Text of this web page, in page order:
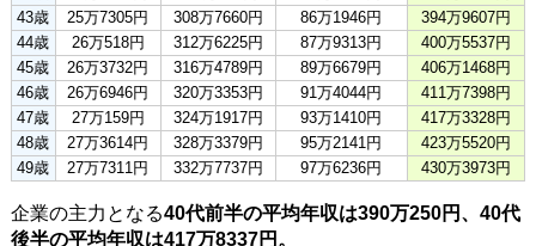
43歳
25万7305円 308万7660円 86万1946円
394万9607円
44歳
26万518円 312万6225円 87万9313円
400万5537円
45歳
26万3732円 316万4789円 89万6679円
406万1468円
46歳
26万6946円 320万3353円 91万4044円
411万7398円
47歳
27万159円 324万1917円 93万1410円
417万3328円
48歳
27万3614円 328万3379円 95万2141円
423万5520円
49歳
27万7311円 332万7737円 97万6236円 430万3973円
企業の主力となる40代前半の平均年収は390万250円、40代
後半の平均年収は417万8337円。